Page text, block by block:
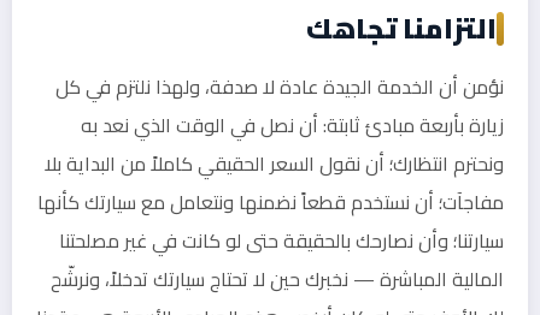
التزامنا تجاهك
نؤمن أن الخدمة الجيدة عادة لا صدفة، ولهذا نلتزم في كل
زيارة بأربعة مبادئ ثابتة: أن نصل في الوقت الذي نعد به
ونحترم انتظارك؛ أن نقول السعر الحقيقي كاملاً من البداية بلا
مفاجآت؛ أن نستخدم قطعاً نضمنها ونتعامل مع سيارتك كأنها
سيارتنا؛ وأن نصارحك بالحقيقة حتى لو كانت في غير مصلحتنا
المالية المباشرة — نخبرك حين لا تحتاج سيارتك تدخلاً، ونرشّح